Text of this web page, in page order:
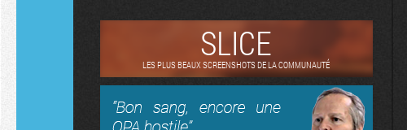
SLICE
LES PLUS BEAUX SCREENSHOTS DE LA COMMUNAUTÉ